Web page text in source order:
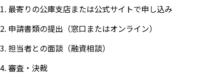
1. 最寄りの公庫支店または公式サイトで申し込み
2. 申請書類の提出（窓口またはオンライン）
3. 担当者との面談（融資相談）
4. 審査・決裁